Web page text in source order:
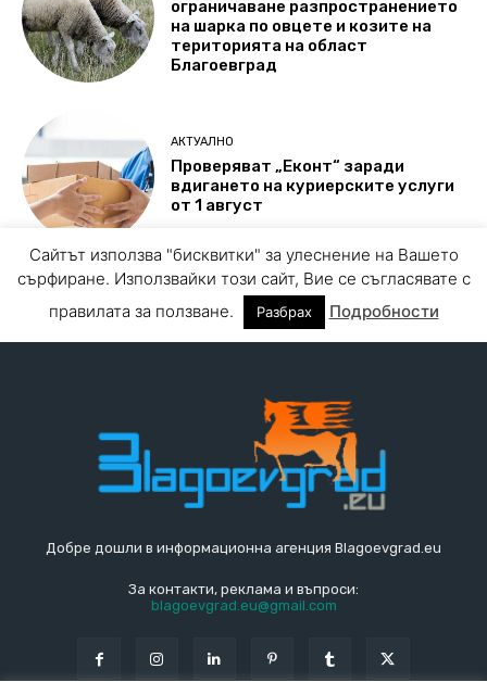
Добре дошли в информационна агенция Blagoevgrad.eu
За контакти, реклама и въпроси:
blagoevgrad.eu@gmail.com